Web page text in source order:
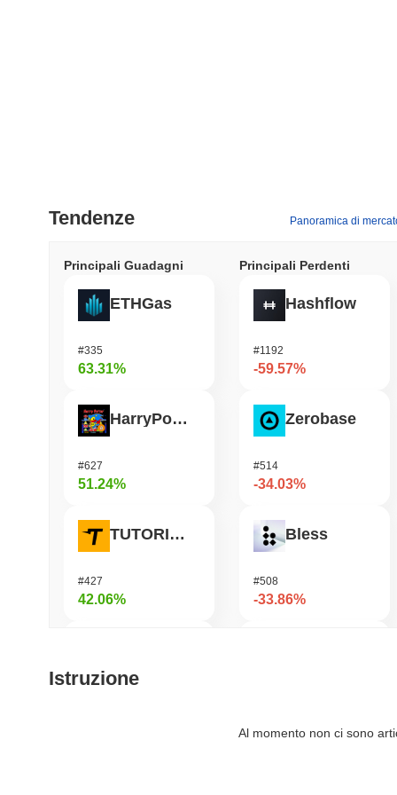
Tendenze Panoramica di
Principali Guadagni
ETHGas
#335
63.31%
HarryPotterObamaSonic10Inu (ETH)
#627
51.24%
TUTORIAL
#427
42.06%
Principali Perdenti
Hashflow
#1192
-59.57%
Zerobase
#514
-34.03%
Bless
#508
-33.86%
Istruzione
Al momento non ci sono